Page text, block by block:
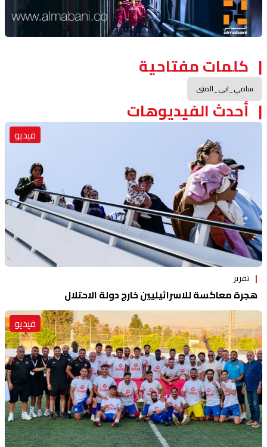
كلمات مفتاحية
سامي_ابي_المنى
أحدث الفيديوهات
فيديو
تقرير
هجرة معاكسة للاسرائيليين خارج دولة الاحتلال
فيديو